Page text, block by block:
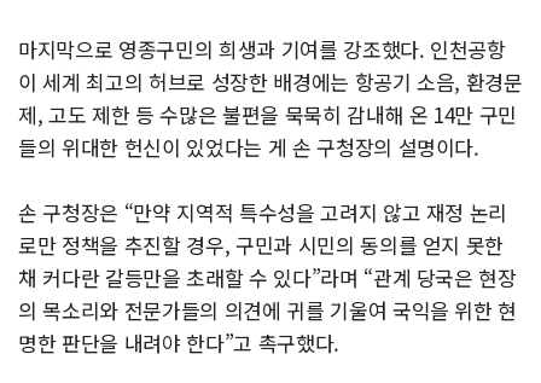
마지막으로 영종구민의 희생과 기여를 강조했다. 인천공항
이 세계 최고의 허브로 성장한 배경에는 항공기 소음, 환경문
제, 고도 제한 등 수많은 불편을 묵묵히 감내해 온 14만 구민
들의 위대한 헌신이 있었다는 게 손 구청장의 설명이다.
손 구청장은 “만약 지역적 특수성을 고려지 않고 재정 논리
로만 정책을 추진할 경우, 구민과 시민의 동의를 얻지 못한
채 커다란 갈등만을 초래할 수 있다”라며 “관계 당국은 현장
의 목소리와 전문가들의 의견에 귀를 기울여 국익을 위한 현
명한 판단을 내려야 한다”고 촉구했다.